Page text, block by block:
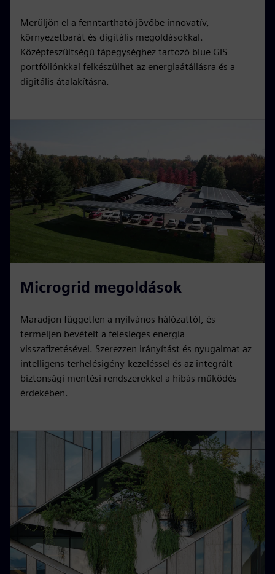
Merüljön el a fenntartható jövőbe innovatív,
környezetbarát és digitális megoldásokkal.
Középfeszültségű tápegységhez tartozó blue GIS
portfóliónkkal felkészülhet az energiaátállásra és a
digitális átalakításra.
Microgrid megoldások
Maradjon független a nyilvános hálózattól, és
termeljen bevételt a felesleges energia
visszafizetésével. Szerezzen irányítást és nyugalmat az
intelligens terhelésigény-kezeléssel és az integrált
biztonsági mentési rendszerekkel a hibás működés
érdekében.